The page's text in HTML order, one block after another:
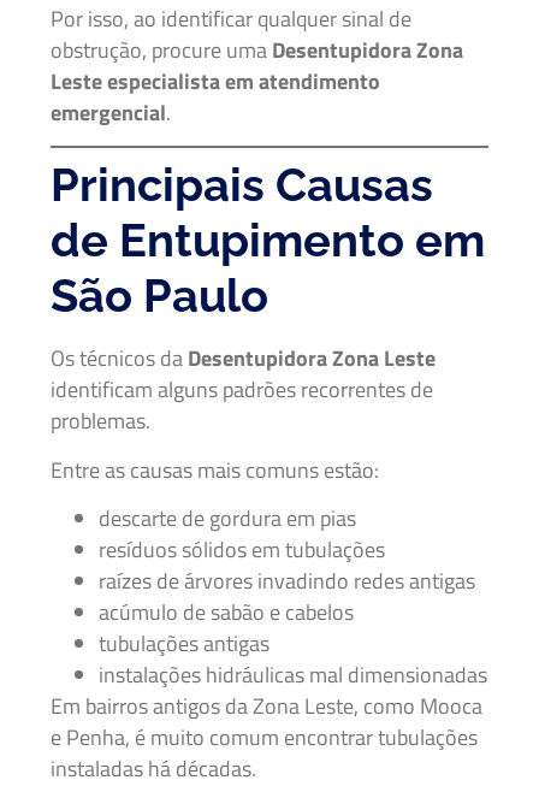
Por isso, ao identificar qualquer sinal de
obstrução, procure umaDesentupidora Zona
Leste especialista em atendimento
emergencial.
Principais Causas
de Entupimento em
São Paulo
Os técnicos daDesentupidora Zona Leste
identificam alguns padrões recorrentes de
problemas.
Entre as causas mais comuns estão:
descarte de gordura em pias
resíduos sólidos em tubulações
raízes de árvores invadindo redes antigas
acúmulo de sabão e cabelos
tubulações antigas
instalações hidráulicas mal dimensionadas
Em bairros antigos da Zona Leste, como Mooca
e Penha, é muito comum encontrar tubulações
instaladas há décadas.